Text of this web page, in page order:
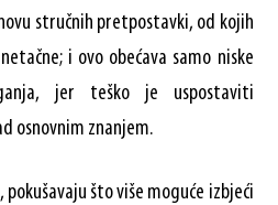
stručnih pretpostavki, od kojih
i ovo obećava samo niske
jer teško je uspostaviti
osnovnim znanjem.
što više moguće izbjeći